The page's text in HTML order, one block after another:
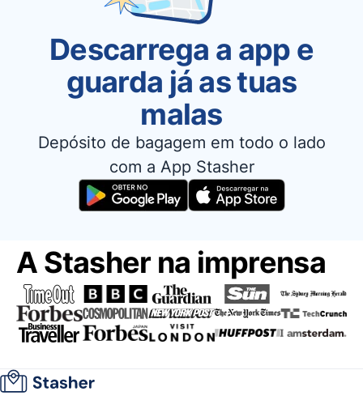
Descarrega a app e
guarda já as tuas
malas
Depósito de bagagem em todo o lado
com a App Stasher
A Stasher na imprensa